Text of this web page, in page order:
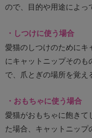
ので、目的や用途によっ
・しつけに使う場合
愛猫のしつけのために
にキャットニップそのも
で、爪とぎの場所を覚え
・おもちゃに使う場合
愛猫がおもちゃに飽きて
た場合、キャットニッ